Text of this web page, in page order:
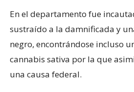
En el departamento fue
sustraído a la damnificada y
negro, encontrándose incluso
cannabis sativa por la que
una causa federal.